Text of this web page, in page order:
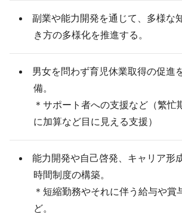
副業や能力開発を通じて、多様な
き方の多様化を推進する。
男女を問わず育児休業取得の促進
備。
＊サポート者への支援など（繁忙
に加算など目に見える支援）
能力開発や自己啓発、キャリア形
時間制度の構築。
＊短縮勤務やそれに伴う給与や賞
ど。